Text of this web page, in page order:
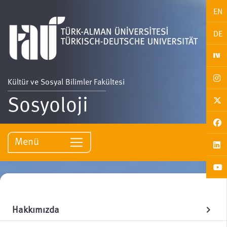
EN
DE
Kültür ve Sosyal Bilimler Fakültesi
Sosyoloji
Menü
Hakkımızda chevron_right